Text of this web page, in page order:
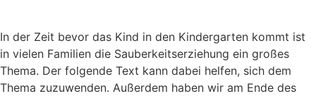
In der Zeit bevor das Kind in den Kindergarten kommt ist
in vielen Familien die Sauberkeitserziehung ein großes
Thema. Der folgende Text kann dabei helfen, sich dem
Thema zuzuwenden. Außerdem haben wir am Ende des